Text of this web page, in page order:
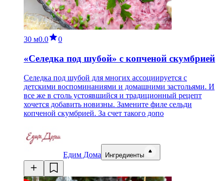
30 м0.0 0
«Селедка под шубой» с копченой скумбрией
Селедка под шубой для многих ассоциируется с
детскими воспоминаниями и домашними застольями. И
все же в столь устоявшийся и традиционный рецепт
хочется добавить новизны. Замените филе сельди
копченой скумбрией. За счет такого допо
Едим Дома Ингредиенты